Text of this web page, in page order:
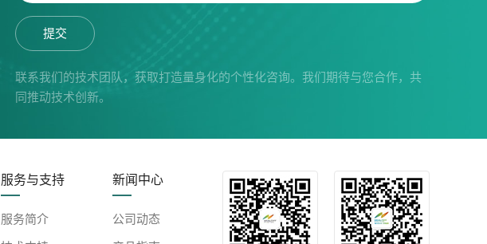
提交
联系我们的技术团队，获取打造量身化的个性化咨询。我们期待与您合作，共
同推动技术创新。
服务与支持
服务简介
新闻中心
公司动态